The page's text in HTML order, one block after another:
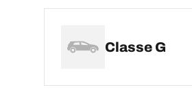
Classe G